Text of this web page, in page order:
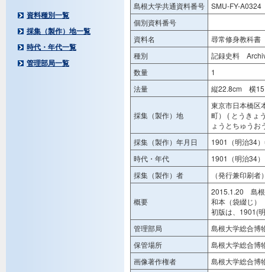
資料種別一覧
採集（製作）地一覧
時代・年代一覧
管理部局一覧
島根大学共通資料番号
SMU-FY-A0324
個別資料番号
資料名
尋常修身教科
種別
記録史料
数量
1
法量
縦22.8cm 横
採集（製作）地
東京市日本橋区
町） ( とうきょ
ょうとちゅう
採集（製作）年月日
1901（明治34
時代・年代
1901（明治34）
採集（製作）者
（発行兼印刷
概要
2015.1.20 島根
和本（袋綴じ）
初版は、1901(
管理部局
島根大学総合博
保管場所
島根大学総合博
画像著作権者
島根大学総合博